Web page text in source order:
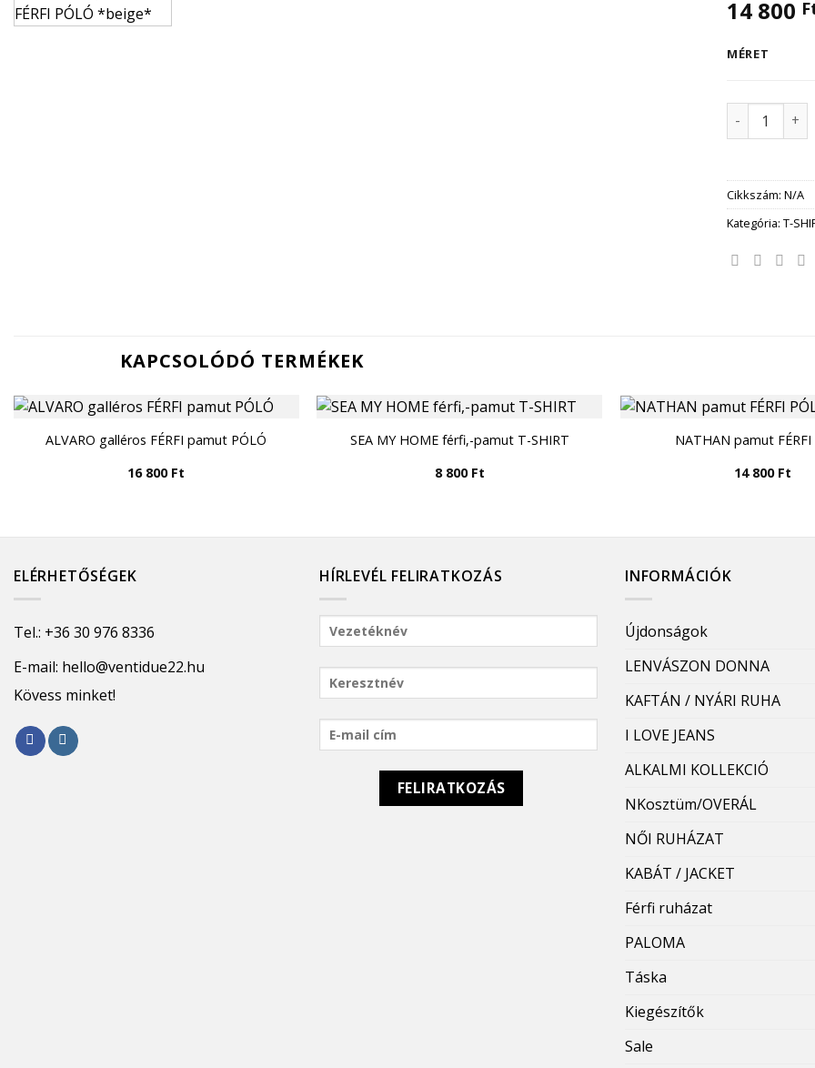
14 800
MÉRET
MATTEO
Cikkszám: N/A
Kategória: T-
KAPCSOLÓDÓ TERMÉKEK
ALVARO galléros FÉRFI pamut PÓLÓ
16 800 Ft
SEA MY HOME férfi,-pamut T-SHIRT
8 800 Ft
NATHAN pamut FÉRFI
14 800 Ft
ELÉRHETŐSÉGEK
Tel.: +36 30 976 8336
E-mail: hello@ventidue22.hu
Kövess minket!
HÍRLEVÉL FELIRATKOZÁS INFORMÁCIÓK
Újdonságok
LENVÁSZON DONNA
KAFTÁN / NYÁRI RUHA
I LOVE JEANS
ALKALMI KOLLEKCIÓ
NKosztüm/OVERÁL
NŐI RUHÁZAT
KABÁT / JACKET
Férfi ruházat
PALOMA
Táska
Kiegészítők
Sale